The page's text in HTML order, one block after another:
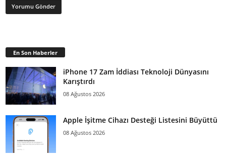
En Son Haberler
iPhone 17 Zam İddiası Teknoloji Dünyasını
Karıştırdı
08 Ağustos 2026
Apple İşitme Cihazı Desteği Listesini Büyüttü
08 Ağustos 2026